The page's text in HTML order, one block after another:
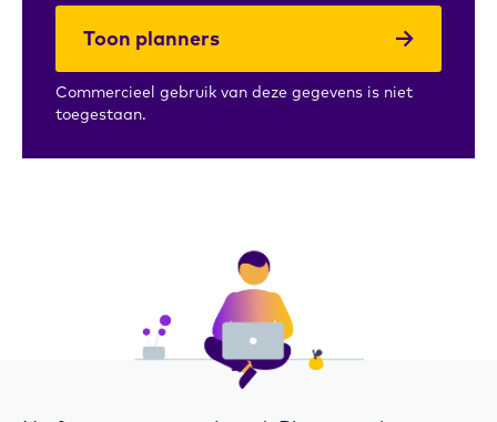
Toon planners
Commercieel gebruik van deze gegevens is niet
toegestaan.